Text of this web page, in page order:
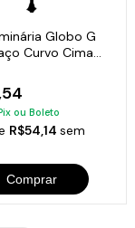
Globo G
Curvo Cima
ou Boleto
R$54,14 sem
Comprar